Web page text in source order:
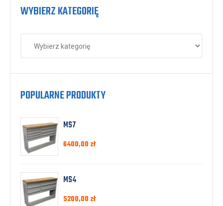
WYBIERZ KATEGORIĘ
POPULARNE PRODUKTY
MS7
6400,00 zł
MS4
5200,00 zł